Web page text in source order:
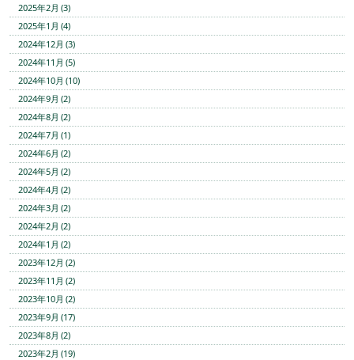
2025年2月 (3)
2025年1月 (4)
2024年12月 (3)
2024年11月 (5)
2024年10月 (10)
2024年9月 (2)
2024年8月 (2)
2024年7月 (1)
2024年6月 (2)
2024年5月 (2)
2024年4月 (2)
2024年3月 (2)
2024年2月 (2)
2024年1月 (2)
2023年12月 (2)
2023年11月 (2)
2023年10月 (2)
2023年9月 (17)
2023年8月 (2)
2023年2月 (19)